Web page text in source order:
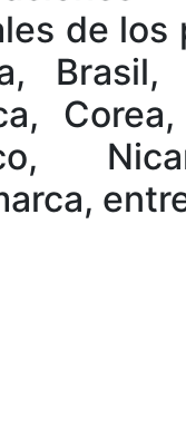
de los
Brasil,